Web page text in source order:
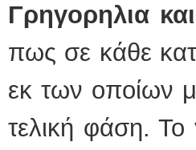
Γρηγορηλια
πως σε κάθε
εκ των οποίων
τελική φάση.